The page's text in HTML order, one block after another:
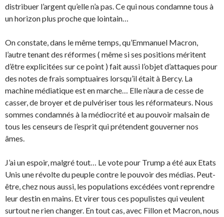
distribuer l’argent qu’elle n’a pas. Ce qui nous condamne tous à
un horizon plus proche que lointain…
On constate, dans le même temps, qu’Emmanuel Macron,
l’autre tenant des réformes ( même si ses positions méritent
d’être explicitées sur ce point ) fait aussi l’objet d’attaques pour
des notes de frais somptuaires lorsqu’il était à Bercy. La
machine médiatique est en marche… Elle n’aura de cesse de
casser, de broyer et de pulvériser tous les réformateurs. Nous
sommes condamnés à la médiocrité et au pouvoir malsain de
tous les censeurs de l’esprit qui prétendent gouverner nos
âmes.
J’ai un espoir, malgré tout… Le vote pour Trump a été aux Etats
Unis une révolte du peuple contre le pouvoir des médias. Peut-
être, chez nous aussi, les populations excédées vont reprendre
leur destin en mains. Et virer tous ces populistes qui veulent
surtout ne rien changer. En tout cas, avec Fillon et Macron, nous